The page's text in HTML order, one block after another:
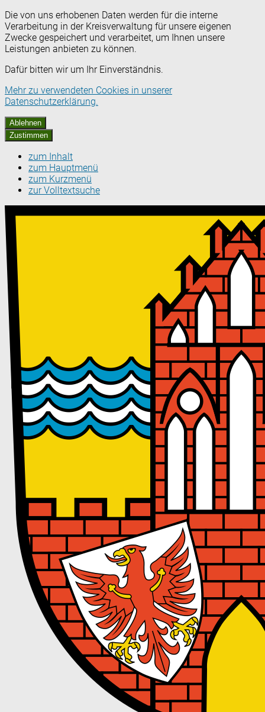
Die von uns erhobenen Daten werden für die interne
Verarbeitung in der Kreisverwaltung für unsere eigenen
Zwecke gespeichert und verarbeitet, um Ihnen unsere
Leistungen anbieten zu können.
Dafür bitten wir um Ihr Einverständnis.
Mehr zu verwendeten Cookies in unserer
Datenschutzerklärung.
Ablehnen
Zustimmen
zum Inhalt
zum Hauptmenü
zum Kurzmenü
zur Volltextsuche